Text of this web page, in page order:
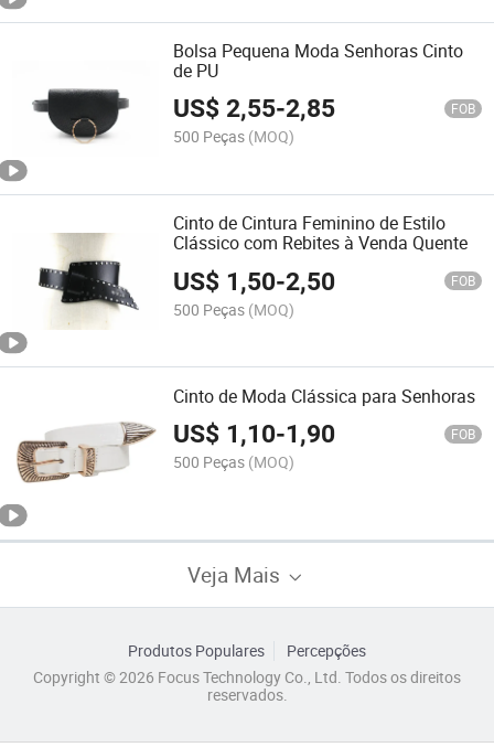
Bolsa Pequena Moda Senhoras Cinto
de PU
US$2,55-2,85 FOB
500 Peças (MOQ)
Cinto de Cintura Feminino de Estilo
Clássico com Rebites à Venda Quente
US$ 1,50-2,50 FOB
500 Peças (MOQ)
Cinto de Moda Clássica para Senhoras
US$ 1,10-1,90 FOB
500 Peças (MOQ)
Veja Mais
Produtos Populares
Percepções
Copyright © 2026 Focus Technology Co., Ltd. Todos os direitos
reservados.